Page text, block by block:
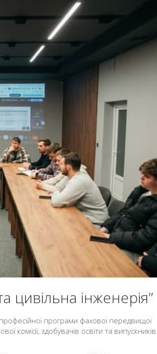
інженерія”
програми фахової передвищої
комісії, здобувачів освіти та випускників